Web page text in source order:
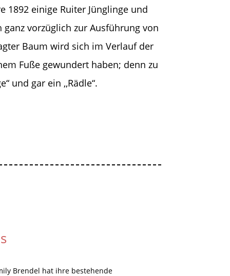
1892 einige Ruiter Jünglinge und
vorzüglich zur Ausführung von
Baum wird sich im Verlauf der
Fuße gewundert haben; denn zu
und gar ein ,,Rädle“.
Brendel hat ihre bestehende